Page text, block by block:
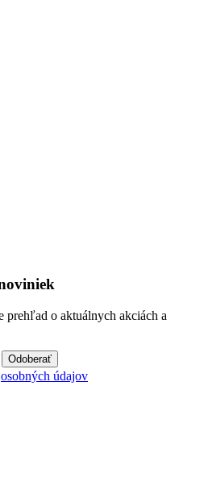
prehľad o aktuálnych akciách a
Odoberať
osobných údajov